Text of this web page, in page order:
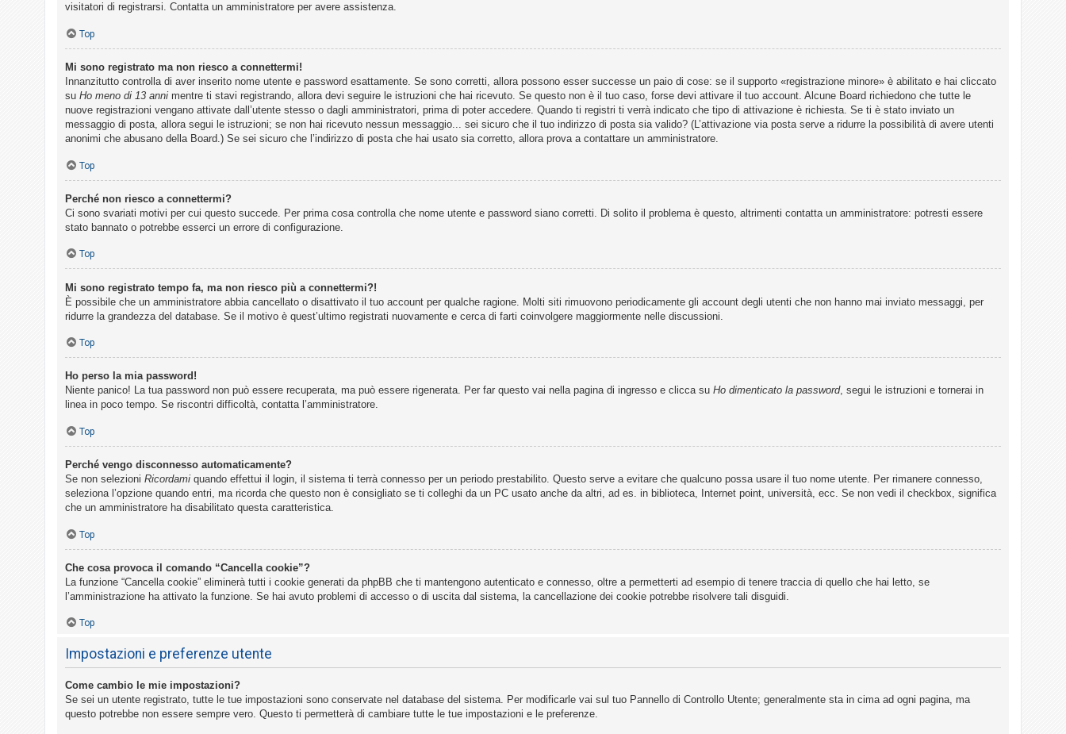
visitatori di registrarsi. Contatta un amministratore per avere assistenza.
Top
Mi sono registrato ma non riesco a connettermi!
Innanzitutto controlla di aver inserito nome utente e password esattamente. Se sono corretti, allora possono esser successe un paio di cose: se il supporto «registrazione minore» è abilitato e hai cliccato
su Ho meno di 13 anni mentre ti stavi registrando, allora devi seguire le istruzioni che hai ricevuto. Se questo non è il tuo caso, forse devi attivare il tuo account. Alcune Board richiedono che tutte le
nuove registrazioni vengano attivate dall’utente stesso o dagli amministratori, prima di poter accedere. Quando ti registri ti verrà indicato che tipo di attivazione è richiesta. Se ti è stato inviato un
messaggio di posta, allora segui le istruzioni; se non hai ricevuto nessun messaggio... sei sicuro che il tuo indirizzo di posta sia valido? (L’attivazione via posta serve a ridurre la possibilità di avere utenti
anonimi che abusano della Board.) Se sei sicuro che l’indirizzo di posta che hai usato sia corretto, allora prova a contattare un amministratore.
Top
Perché non riesco a connettermi?
Ci sono svariati motivi per cui questo succede. Per prima cosa controlla che nome utente e password siano corretti. Di solito il problema è questo, altrimenti contatta un amministratore: potresti essere
stato bannato o potrebbe esserci un errore di configurazione.
Top
Mi sono registrato tempo fa, ma non riesco più a connettermi?!
È possibile che un amministratore abbia cancellato o disattivato il tuo account per qualche ragione. Molti siti rimuovono periodicamente gli account degli utenti che non hanno mai inviato messaggi, per
ridurre la grandezza del database. Se il motivo è quest’ultimo registrati nuovamente e cerca di farti coinvolgere maggiormente nelle discussioni.
Top
Ho perso la mia password!
Niente panico! La tua password non può essere recuperata, ma può essere rigenerata. Per far questo vai nella pagina di ingresso e clicca su Ho dimenticato la password, segui le istruzioni e tornerai in
linea in poco tempo. Se riscontri difficoltà, contatta l’amministratore.
Top
Perché vengo disconnesso automaticamente?
Se non selezioni Ricordami quando effettui il login, il sistema ti terrà connesso per un periodo prestabilito. Questo serve a evitare che qualcuno possa usare il tuo nome utente. Per rimanere connesso,
seleziona l’opzione quando entri, ma ricorda che questo non è consigliato se ti colleghi da un PC usato anche da altri, ad es. in biblioteca, Internet point, università, ecc. Se non vedi il checkbox, significa
che un amministratore ha disabilitato questa caratteristica.
Top
Che cosa provoca il comando “Cancella cookie”?
La funzione “Cancella cookie” eliminerà tutti i cookie generati da phpBB che ti mantengono autenticato e connesso, oltre a permetterti ad esempio di tenere traccia di quello che hai letto, se
l’amministrazione ha attivato la funzione. Se hai avuto problemi di accesso o di uscita dal sistema, la cancellazione dei cookie potrebbe risolvere tali disguidi.
Top
Impostazioni e preferenze utente
Come cambio le mie impostazioni?
Se sei un utente registrato, tutte le tue impostazioni sono conservate nel database del sistema. Per modificarle vai sul tuo Pannello di Controllo Utente; generalmente sta in cima ad ogni pagina, ma
questo potrebbe non essere sempre vero. Questo ti permetterà di cambiare tutte le tue impostazioni e le preferenze.